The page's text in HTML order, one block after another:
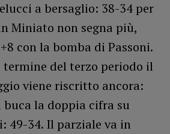
a bersaglio: 38-34 per
Miniato non segna più,
con la bomba di Passoni.
del terzo periodo il
viene riscritto ancora:
buca la doppia cifra su
49-34. Il parziale va in